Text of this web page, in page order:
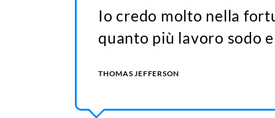
Io credo molto nella
quanto più lavoro sodo
THOMAS JEFFERSON